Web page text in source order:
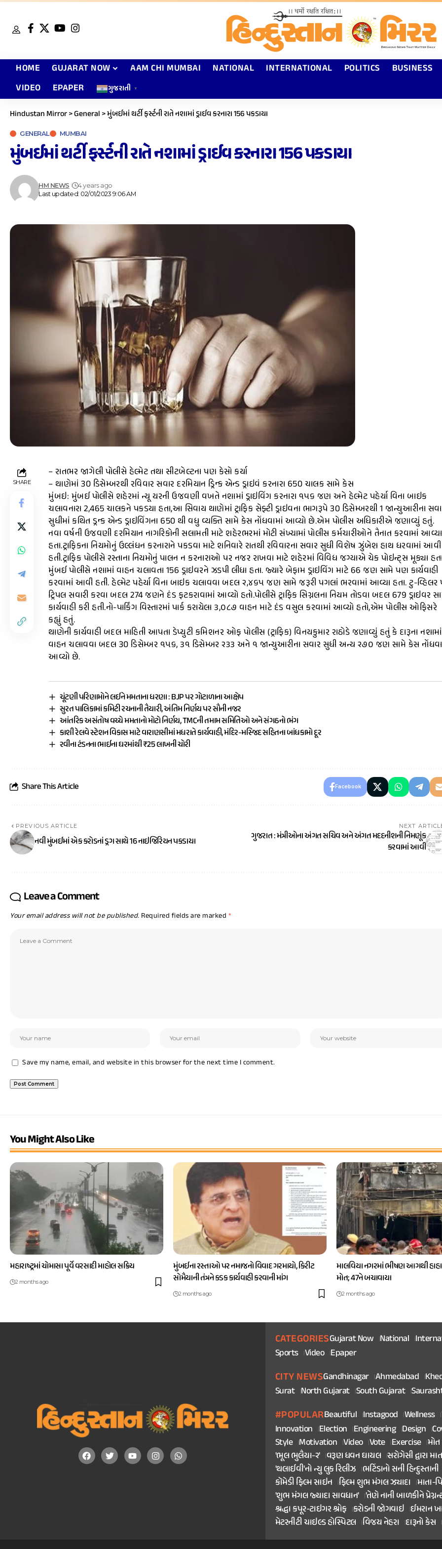
HOME GUJARAT NOW AAM CHI MUMBAI NATIONAL INTERNATIONAL POLITICS
BUSINESS
VIDEO
EPAPER ગુજરાતી ▼
Hindustan Mirror>General >મુંબઈમાં થર્ટી ફર્સ્ટની રાતે નશામાં ડ્રાઈવ કરનારા 156 પકડાયા
GENERAL MUMBAI
મુંબઈમાં થર્ટી ફર્સ્ટની રાતે નશામાં ડ્રાઈવ કરનારા 156 પકડાયા
Last updated: 02/01/2023 9:06 AM
HM NEWS 4 years ago
SHARE
– રાતભર જાગેલી પોલીસે હેલ્મેટ તથા સીટબેલ્ટના પણ કેસો કર્યા
– થાણેમાં 30 ડિસેમ્બરથી રવિવાર સવાર દરમિયાન ડ્રિન્ક એન્ડ ડ્રાઇવં કરનારા 650 ચાલક સામે કેસ
મુંબઇ: મુંબઈ પોલીસે શહેરમાં ન્યૂ યરની ઉજવણી વખતે નશામાં ડ્રાઇવિંગ કરનારા ૧૫૬ જણ અને હેલ્મેટ પહેર્યા વિના બાઇક
ચલાવનારા 2,465 ચાલકને પકડયા હતા,આ સિવાય થાણેમાં ટ્રાફિક સેફ્ટી ડ્રાઇવના ભાગરૂપે 30 ડિસેમ્બરથી 1 જાન્યુઆરીના
સુધીમાં કથિત ડ્રન્ક એન્ડ ડ્રાઇવિંગના 650 થી વધુ વ્યક્તિ સામે કેસ નોંધવામાં આવ્યો છે.એમ પોલીસ અધિકારીએ જણાવ્યું હતું.
નવા વર્ષની ઉજવણી દરમિયાન નાગરિકોની સલામતી માટે શહેરભરમાં મોટી સંખ્યામાં પોલીસ કર્મચારીઓને તૈનાત કરવામાં આવ્યા
હતા.ટ્રાફિકના નિયમોનું ઉલ્લંધન કરનારાને પકડવા માટે શનિવારે રાતથી રવિવારના સવાર સુધી વિશેષ ઝુંબેશ હાથ ધરવામાં આવી
હતી.ટ્રાફિક પોલીસે રસ્તાના નિયમોનું પાલન ન કરનારાઓ પર નજર રાખવા માટે શહેરમાં વિવિધ જગ્યાએ ચેક પોઇન્ટ્સ મૂક્યા
મુંબઈ પોલીસે નશામાં વાહન ચલાવતા 156 ડ્રાઇવરને ઝડપી લીધા હતા. જ્યારે બેફામ ડ્રાઇવિંગ માટે 66 જણ સામે પણ કાર્યવાહી
કરવામાં આવી હતી. હેલ્મેટ પહેર્યા વિના બાઇક ચલાવવા બદલ ૨,૪૬૫ જણ સામે જરૂરી પગલાં ભરવામાં આવ્યા હતા. ટુ-વ્હિલર
ટ્રિપલ સવારી કરવા બદલ 274 જણને દંડ ફટકરાવામાં આવ્યો હતો.પોલીસે ટ્રાફિક સિગ્નલના નિયમ તોડવા બદલ 679 ડ્રાઇવર
કાર્યવાહી કરી હતી.નો-પાર્કિંગ વિસ્તારમાં પાર્ક કરાયેલા ૩,૦૮૭ વાહન માટે દંડ વસુલ કરવામાં આવ્યો હતો,એમ પોલીસ ઓફિસરે
કહ્યું હતું.
થાણેની કાર્યવાહી બદલ માહિતી આપતા ડેપ્યુટી કમિશનર ઓફ પોલીસ (ટ્રાફિક) વિનયકુમાર રાઠોડે જણાવ્યું હતું કે દારૂના નશામાં
વાહન ચલાવવા બદલ 30 ડિસેમ્બર ૧૫૬, ૩૧ ડિસેમ્બર ૨૩૩ અને ૧ જાન્યુઆરીના સવાર સુધી અન્ય ૨૭૦ જણ સામે કેસ
આવ્યો છે.
ચૂંટણી પરિણામોને લઈને મમતાના ધરણા : BJP પર ગોટાળાના આક્ષેપ
સુરત પાલિકામાં કમિટી રચનાની તૈયારી, અંતિમ નિર્ણય પર સૌની નજર
આંતરિક અસંતોષ વચ્ચે મમતાનો મોટો નિર્ણય, TMCની તમામ સમિતિઓ અને સંગઠનો ભંગ
કાશી રેલવે સ્ટેશન વિકાસ માટે વારાણસીમાં મધરાતે કાર્યવાહી, મંદિર-મસ્જિદ સહિતના બાંધકામો દૂર
રવીના ટંડનના ભાઈના ઘરમાંથી ₹25 લાખની ચોરી
Share This Article Facebook
PREVIOUS ARTICLE
નવી મુંબઈમાં એક કરોડનાં ડ્રગ સાથે 16 નાઇજિરિયન પકડાયા
NEXT
ગુજરાત : મંત્રીઓના અંગત સચિવ અને અંગત મદદનીશની નિમણૂંક
કરવામાં આવી
Leave a Comment
Your email address will not be published. Required fields are marked *
Save my name, email, and website in this browser for the next time I comment.
You Might Also Like
મહારાષ્ટ્રમાં ચોમાસા પૂર્વે વરસાદી માહોલ સક્રિય
2 months ago
મુંબઈના રસ્તાઓ પર નમાજનો વિવાદ ગરમાયો, કિરીટ
સોમૈયાની તંત્રને કડક કાર્યવાહી કરવાની માંગ
2 months ago
માલવિયા નગરમાં ભીષણ આગથી
મોત; 47ને બચાવાયા
2 months ago
CATEGORIESGujarat Now National
Sports Video Epaper
CITY NEWSGandhinagar Ahmedabad
Surat North Gujarat South Gujarat
#POPULARBeautiful Instagood Wellness
Innovation Election Engineering Design
Style Motivation Video Vote Exercise મોત
'ભૂલ ભુલૈયા-૨' વરૂણ ધવન ઘાયલ સરોગેસી દ્વારા
'થલાઈવી'નો ન્યુ લુક રિલીઝ ભટિંડાનો સની હિન્દુસ્તાની
કૉમેડી ફિલ્મ સાઇન ફિલ્મ શુભ મંગલ ઝ્યાદા માતા-
'શુભ મંગલ જ્યાદા સાવધાન' 'તેણે નાની બાળકીને
શ્રદ્ધા કપૂર-ટાઇગર શ્રોફ કરોડની જોગવાઇ ઈમરાન
મેટરનીટી ચાઇલ્ડ હોસ્પિટલ વિજય નેહરા દારૂનો કેસ